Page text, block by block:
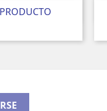
€